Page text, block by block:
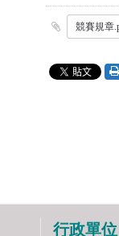
競賽規章
行政單位